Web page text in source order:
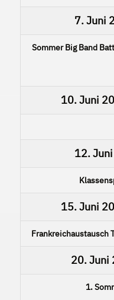
7. Juni
Sommer Big Band
10. Juni
12.
15. Juni
Frankreichaustausch
20. Juni
1.